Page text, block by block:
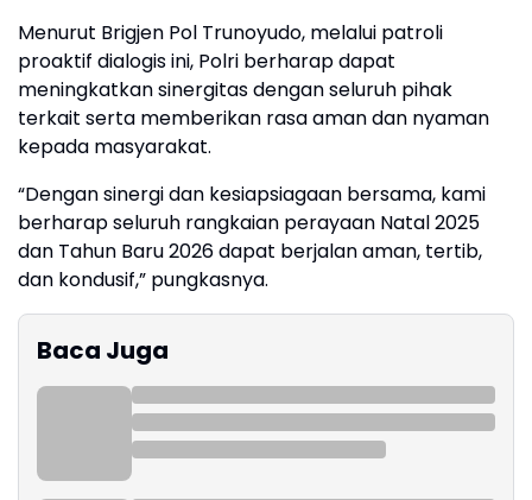
Menurut Brigjen Pol Trunoyudo, melalui patroli
proaktif dialogis ini, Polri berharap dapat
meningkatkan sinergitas dengan seluruh pihak
terkait serta memberikan rasa aman dan nyaman
kepada masyarakat.
“Dengan sinergi dan kesiapsiagaan bersama, kami
berharap seluruh rangkaian perayaan Natal 2025
dan Tahun Baru 2026 dapat berjalan aman, tertib,
dan kondusif,” pungkasnya.
Baca Juga